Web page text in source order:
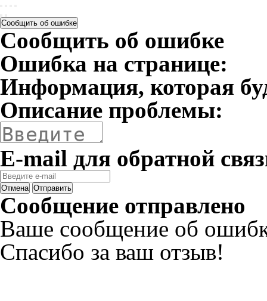
Сообщить об ошибке
Сообщить об ошибке
Ошибка на странице:
Информация, которая
Описание проблемы:
E-mail для обратной
Отмена Отправить
Сообщение отправлено
Ваше сообщение об
Спасибо за ваш отзыв!